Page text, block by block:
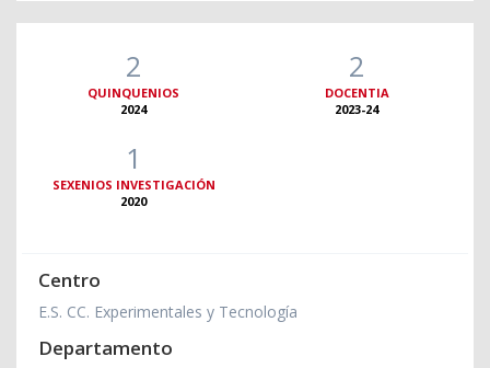
2
QUINQUENIOS
2024
2
DOCENTIA
2023-24
1
SEXENIOS INVESTIGACIÓN
2020
Centro
E.S. CC. Experimentales y Tecnología
Departamento